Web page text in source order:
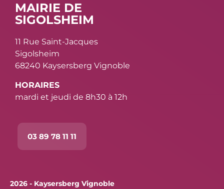
MAIRIE DE
SIGOLSHEIM
11 Rue Saint-Jacques
Sigolsheim
68240 Kaysersberg Vignoble
HORAIRES
mardi et jeudi de 8h30 à 12h
03 89 78 11 11
2026 - Kaysersberg Vignoble